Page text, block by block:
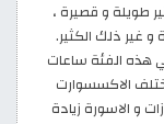
طويلة و قصيرة ،
غير ذلك الكثير.
هذه الفئة ساعات
الاكسسوارت
و الاسورة زيادة